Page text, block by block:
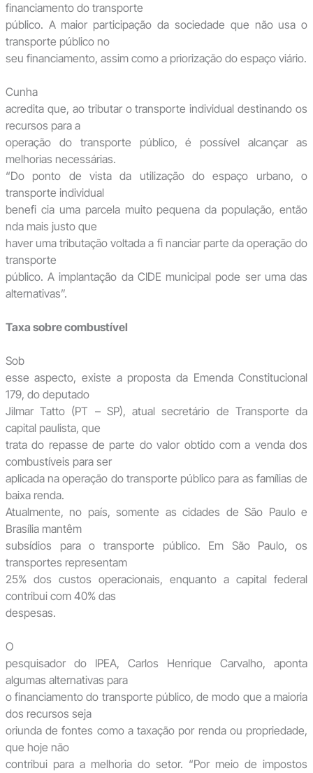
financiamento do transporte
público. A maior participação da sociedade que não usa o
transporte público no
seu financiamento, assim como a priorização do espaço viário.
Cunha
acredita que, ao tributar o transporte individual destinando os
recursos para a
operação do transporte público, é possível alcançar as
melhorias necessárias.
“Do ponto de vista da utilização do espaço urbano, o
transporte individual
benefi cia uma parcela muito pequena da população, então
nda mais justo que
haver uma tributação voltada a fi nanciar parte da operação do
transporte
público. A implantação da CIDE municipal pode ser uma das
alternativas”.
Taxa sobre combustível
Sob
esse aspecto, existe a proposta da Emenda Constitucional
179, do deputado
Jilmar Tatto (PT – SP), atual secretário de Transporte da
capital paulista, que
trata do repasse de parte do valor obtido com a venda dos
combustíveis para ser
aplicada na operação do transporte público para as famílias de
baixa renda.
Atualmente, no país, somente as cidades de São Paulo e
Brasília mantêm
subsídios para o transporte público. Em São Paulo, os
transportes representam
25% dos custos operacionais, enquanto a capital federal
contribui com 40% das
despesas.
O
pesquisador do IPEA, Carlos Henrique Carvalho, aponta
algumas alternativas para
o financiamento do transporte público, de modo que a maioria
dos recursos seja
oriunda de fontes como a taxação por renda ou propriedade,
que hoje não
contribui para a melhoria do setor. “Por meio de impostos